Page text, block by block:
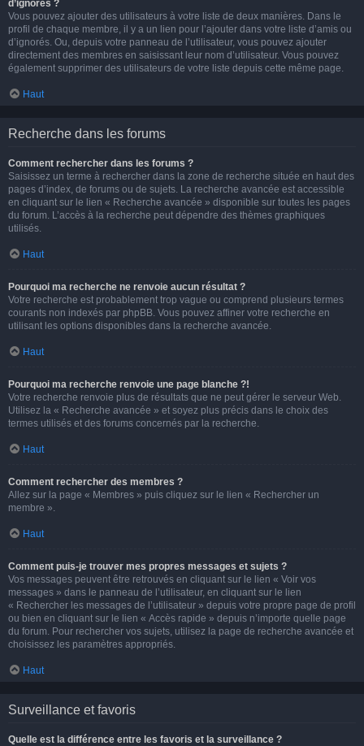
d’ignorés ?
Vous pouvez ajouter des utilisateurs à votre liste de deux manières. Dans le
profil de chaque membre, il y a un lien pour l’ajouter dans votre liste d’amis ou
d’ignorés. Ou, depuis votre panneau de l’utilisateur, vous pouvez ajouter
directement des membres en saisissant leur nom d’utilisateur. Vous pouvez
également supprimer des utilisateurs de votre liste depuis cette même page.
Haut
Recherche dans les forums
Comment rechercher dans les forums ?
Saisissez un terme à rechercher dans la zone de recherche située en haut des
pages d’index, de forums ou de sujets. La recherche avancée est accessible
en cliquant sur le lien « Recherche avancée » disponible sur toutes les pages
du forum. L’accès à la recherche peut dépendre des thèmes graphiques
utilisés.
Haut
Pourquoi ma recherche ne renvoie aucun résultat ?
Votre recherche est probablement trop vague ou comprend plusieurs termes
courants non indexés par phpBB. Vous pouvez affiner votre recherche en
utilisant les options disponibles dans la recherche avancée.
Haut
Pourquoi ma recherche renvoie une page blanche ?!
Votre recherche renvoie plus de résultats que ne peut gérer le serveur Web.
Utilisez la « Recherche avancée » et soyez plus précis dans le choix des
termes utilisés et des forums concernés par la recherche.
Haut
Comment rechercher des membres ?
Allez sur la page « Membres » puis cliquez sur le lien « Rechercher un
membre ».
Haut
Comment puis-je trouver mes propres messages et sujets ?
Vos messages peuvent être retrouvés en cliquant sur le lien « Voir vos
messages » dans le panneau de l’utilisateur, en cliquant sur le lien
« Rechercher les messages de l’utilisateur » depuis votre propre page de profil
ou bien en cliquant sur le lien « Accès rapide » depuis n’importe quelle page
du forum. Pour rechercher vos sujets, utilisez la page de recherche avancée et
choisissez les paramètres appropriés.
Haut
Surveillance et favoris
Quelle est la différence entre les favoris et la surveillance ?